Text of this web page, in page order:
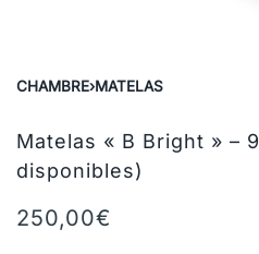
CHAMBRE›MATELAS
Matelas « B Bright » –
disponibles)
250,00€